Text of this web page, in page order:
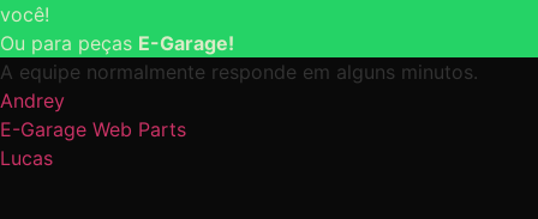
você!
Ou para peças E-Garage!
A equipe normalmente responde em alguns minutos.
Andrey
E-Garage Web Parts
Lucas